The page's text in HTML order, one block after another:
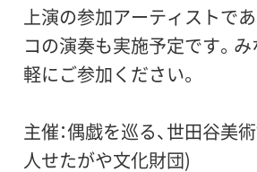
上演の参加アーティストで
コの演奏も実施予定です。
軽にご参加ください。
主催：偶戯を巡る、世田谷美
人せたがや文化財団)